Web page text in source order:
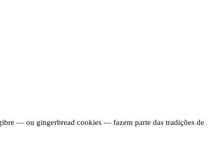
— ou gingerbread cookies — fazem parte das tradições de